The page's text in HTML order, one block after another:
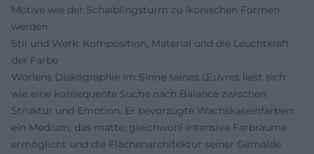
Motive wie der Schaiblingsturm zu ikonischen Formen
werden.
Stil und Werk: Komposition, Material und die Leuchtkraft
der Farbe
Wörlens Diskographie im Sinne seines Œuvres liest sich
wie eine konsequente Suche nach Balance zwischen
Struktur und Emotion. Er bevorzugte Wachskaseinfarben:
ein Medium, das matte, gleichwohl intensive Farbräume
ermöglicht und die Flächenarchitektur seiner Gemälde